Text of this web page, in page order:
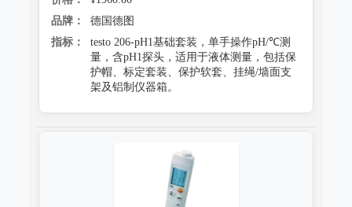
品牌：
德国德图
指标：
testo 206-pH1基础套装，单手操作pH/℃测
量，含pH1探头，适用于液体测量，包括保
护帽、标定套装、保护软套、挂绳/墙面支
架及铝制仪器箱。